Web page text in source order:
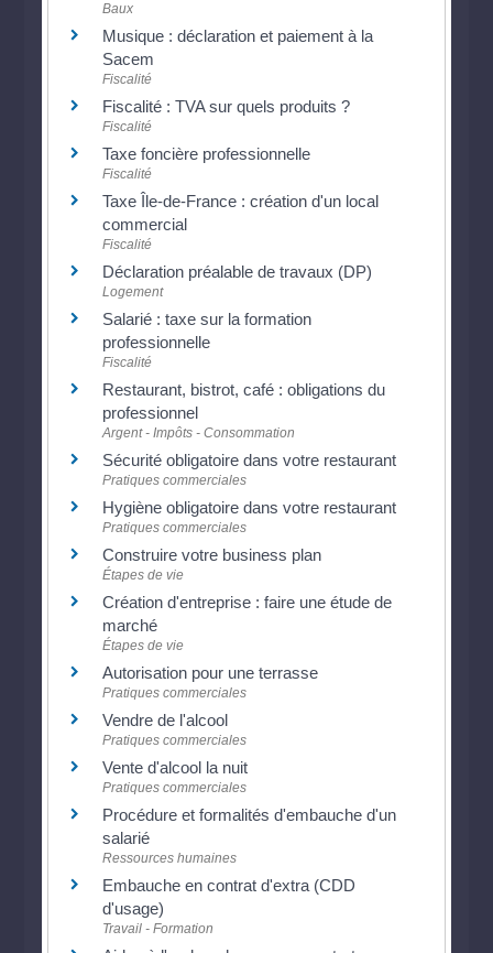
Baux
Musique : déclaration et paiement à la
Sacem
Fiscalité
Fiscalité : TVA sur quels produits ?
Fiscalité
Taxe foncière professionnelle
Fiscalité
Taxe Île-de-France : création d'un local
commercial
Fiscalité
Déclaration préalable de travaux (DP)
Logement
Salarié : taxe sur la formation
professionnelle
Fiscalité
Restaurant, bistrot, café : obligations du
professionnel
Argent - Impôts - Consommation
Sécurité obligatoire dans votre restaurant
Pratiques commerciales
Hygiène obligatoire dans votre restaurant
Pratiques commerciales
Construire votre business plan
Étapes de vie
Création d'entreprise : faire une étude de
marché
Étapes de vie
Autorisation pour une terrasse
Pratiques commerciales
Vendre de l'alcool
Pratiques commerciales
Vente d'alcool la nuit
Pratiques commerciales
Procédure et formalités d'embauche d'un
salarié
Ressources humaines
Embauche en contrat d'extra (CDD
d'usage)
Travail - Formation